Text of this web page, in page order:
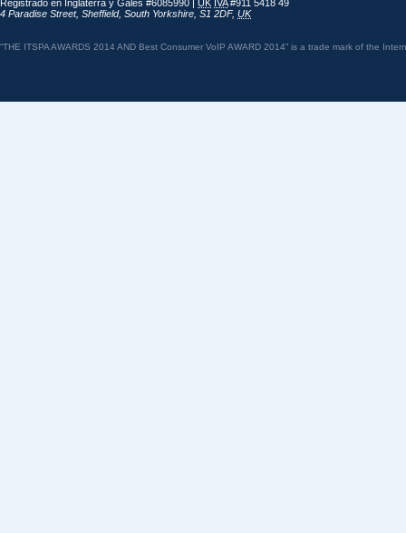
Registrado en Inglaterra y Gales #6085990 | UK IVA#911 5418 49
4 Paradise Street, Sheffield, South Yorkshire S1 2DF, UK
“THE ITSPA AWARDS 2014 AND Best Consumer VoIP AWARD 2014” is a trade mark of the